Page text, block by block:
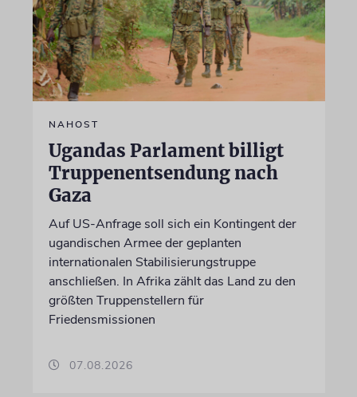
NAHOST
Ugandas Parlament billigt
Truppenentsendung nach
Gaza
Auf US-Anfrage soll sich ein Kontingent der
ugandischen Armee der geplanten
internationalen Stabilisierungstruppe
anschließen. In Afrika zählt das Land zu den
größten Truppenstellern für
Friedensmissionen
07.08.2026